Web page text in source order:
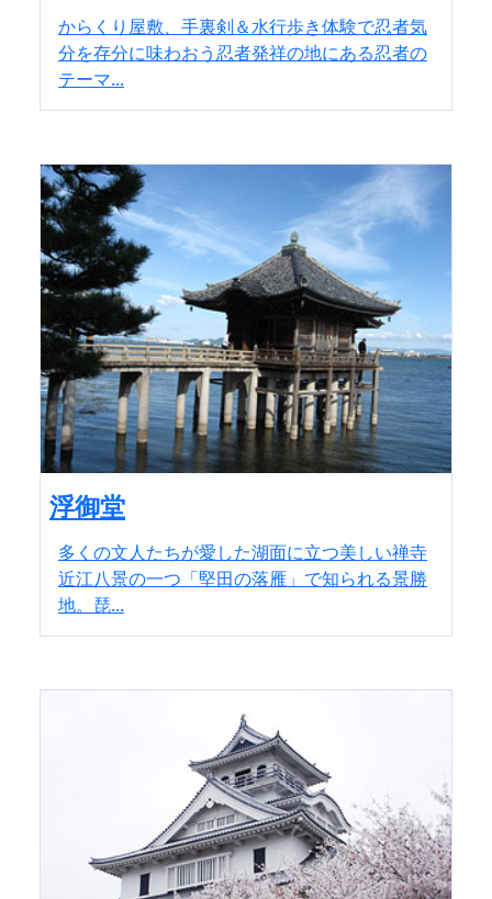
からくり屋敷、手裏剣＆水行歩き体験で忍者気
分を存分に味わおう忍者発祥の地にある忍者の
テーマ...
浮御堂
多くの文人たちが愛した湖面に立つ美しい禅寺
近江八景の一つ「堅田の落雁」で知られる景勝
地。琵...